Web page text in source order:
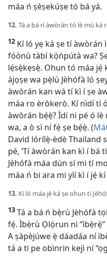
máa ń ṣèṣekúṣe tó bá yá.
12. Tá a bá rí àwòrán tó lè mú ká
12 Kí ló yẹ ká ṣe tí àwòrán
fóònù tàbí kọ̀ǹpútà wa?
lẹ́sẹ̀kẹsẹ̀. Ohun tó máa jẹ́
àjọṣe wa pẹ̀lú Jèhófà ló
àwòrán kan wà tí kì í ṣe
máa ro èròkerò. Kí nìdí tí
àwòrán bẹ́ẹ̀? Ìdí ni pé ó
wa, a ò sì ní fẹ́ ṣe bẹ́ẹ̀. (
David lórílẹ̀-èdè Thailand
pé, ‘Tí àwòrán kan kì í bá
Jèhófà máa dùn sí mi tí
máa ń bi ara mi yìí kì í jẹ́
13. Kí ló máa jẹ́ ká ṣe ohun tí
13 Tá a bá ń bẹ̀rù Jèhófà
fẹ́. Ìbẹ̀rù Ọlọ́run ni “ìbẹ̀rẹ̀”
A ṣàpèjúwe ẹ̀ dáadáa ní
tá a ti pe obìnrin kejì ní